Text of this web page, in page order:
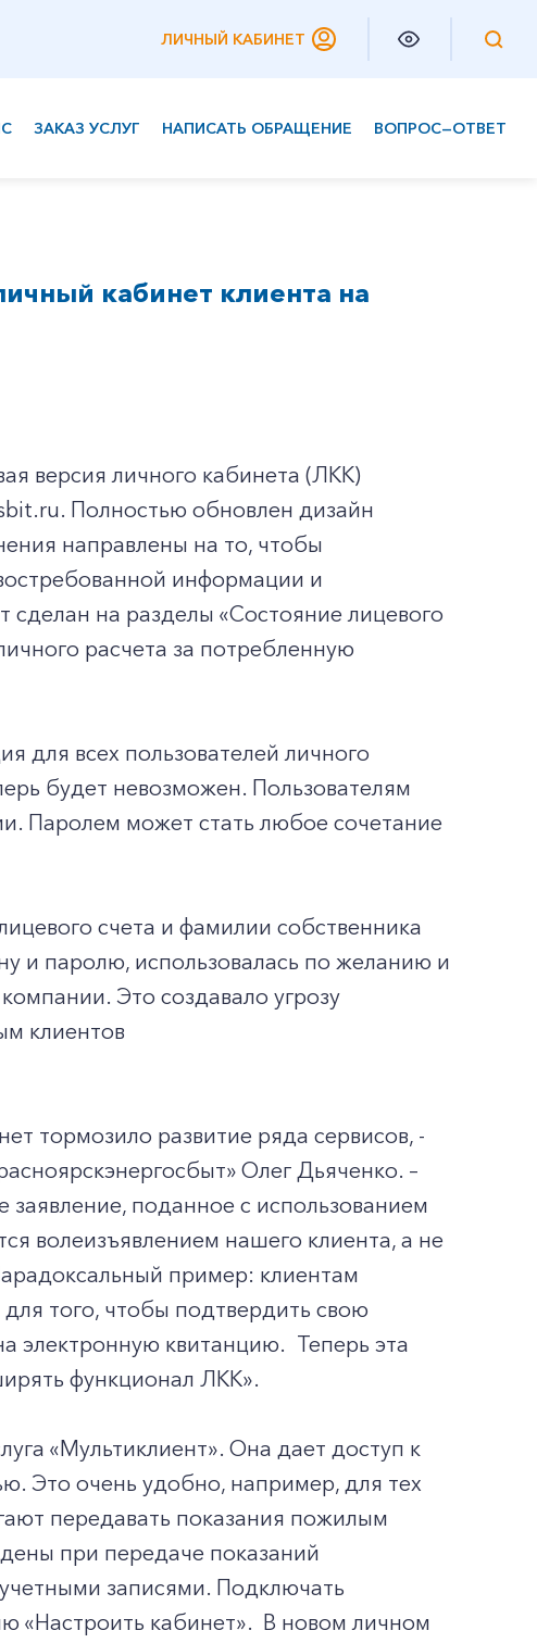
ЛИЧНЫЙ КАБИНЕТ
ЗАКАЗ УСЛУГ НАПИСАТЬ ОБРАЩЕНИЕ ВОПРОС—ОТВЕТ
кабинет клиента на
версия личного кабинета (ЛКК)
Полностью обновлен дизайн
направлены на то, чтобы
информации и
сделан на разделы «Состояние лицевого
расчета за потребленную
для всех пользователей личного
будет невозможен. Пользователям
Паролем может стать любое сочетание
счета и фамилии собственника
и паролю, использовалась по желанию и
Это создавало угрозу
клиентов
тормозило развитие ряда сервисов, -
Олег Дьяченко. –
поданное с использованием
волеизъявлением нашего клиента, а не
пример: клиентам
того, чтобы подтвердить свою
электронную квитанцию. Теперь эта
функционал ЛКК».
«Мультиклиент». Она дает доступ к
Это очень удобно, например, для тех
передавать показания пожилым
при передаче показаний
записями. Подключать
«Настроить кабинет». В новом личном